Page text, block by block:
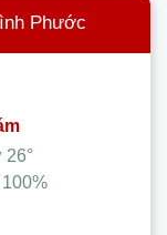
Phước
26°
100%